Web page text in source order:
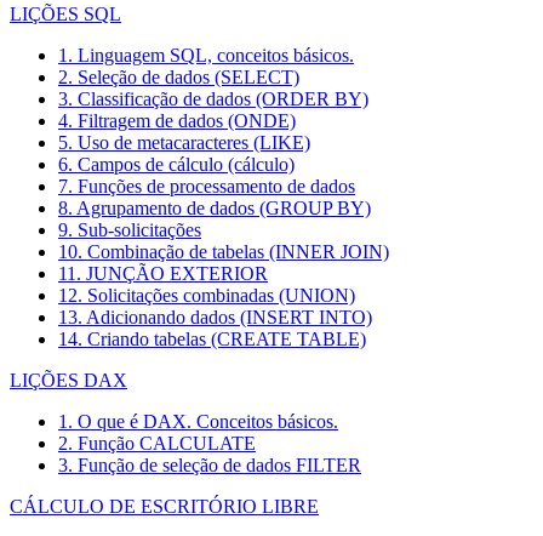
LIÇÕES SQL
1. Linguagem SQL, conceitos básicos.
2. Seleção de dados (SELECT)
3. Classificação de dados (ORDER BY)
4. Filtragem de dados (ONDE)
5. Uso de metacaracteres (LIKE)
6. Campos de cálculo (cálculo)
7. Funções de processamento de dados
8. Agrupamento de dados (GROUP BY)
9. Sub-solicitações
10. Combinação de tabelas (INNER JOIN)
11. JUNÇÃO EXTERIOR
12. Solicitações combinadas (UNION)
13. Adicionando dados (INSERT INTO)
14. Criando tabelas (CREATE TABLE)
LIÇÕES DAX
1. O que é DAX. Conceitos básicos.
2. Função CALCULATE
3. Função de seleção de dados FILTER
CÁLCULO DE ESCRITÓRIO LIBRE